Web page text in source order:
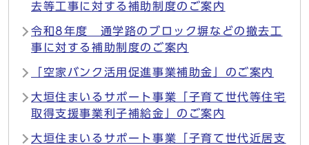
去等工事に対する補助制度のご案内
令和8年度 通学路のブロック塀などの撤去工
事に対する補助制度のご案内
「空家バンク活用促進事業補助金」のご案内
大垣住まいるサポート事業「子育て世代等住宅
取得支援事業利子補給金」のご案内
大垣住まいるサポート事業「子育て世代近居支